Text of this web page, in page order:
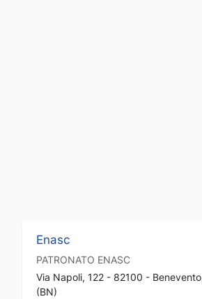
Enasc
PATRONATO ENASC
Via Napoli, 122 - 82100 -
(BN)